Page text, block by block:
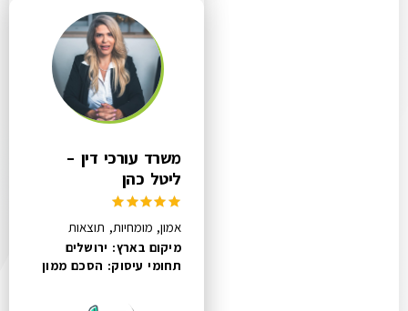
משרד עורכי דין –
ליטל כהן
אמון, מומחיות, תוצאות
מיקום בארץ: ירושלים
תחומי עיסוק: הסכם ממון